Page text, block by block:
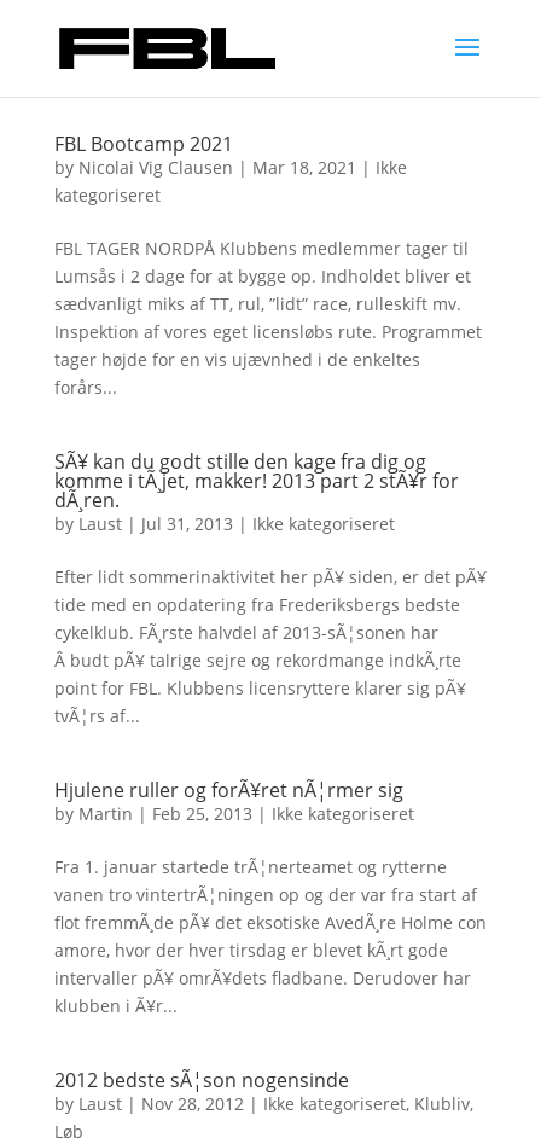
FBL Bootcamp 2021
by Nicolai Vig Clausen | Mar 18, 2021 | Ikke
kategoriseret
FBL TAGER NORDPÅ Klubbens medlemmer tager til
Lumsås i 2 dage for at bygge op. Indholdet bliver et
sædvanligt miks af TT, rul, ”lidt” race, rulleskift mv.
Inspektion af vores eget licensløbs rute. Programmet
tager højde for en vis ujævnhed i de enkeltes
forårs...
SÃ¥ kan du godt stille den kage fra dig og
komme i tÃ¸jet, makker! 2013 part 2 stÃ¥r for
dÃ¸ren.
by Laust| Jul 31, 2013 | Ikke kategoriseret
Efter lidt sommerinaktivitet her pÃ¥ siden, er det pÃ¥
tide med en opdatering fra Frederiksbergs bedste
cykelklub. FÃ¸rste halvdel af 2013-sÃ¦sonen har
Â budt pÃ¥ talrige sejre og rekordmange indkÃ¸rte
point for FBL. Klubbens licensryttere klarer sig pÃ¥
tvÃ¦rs af...
Hjulene ruller og forÃ¥ret nÃ¦rmer sig
by Martin | Feb 25, 2013 | Ikke kategoriseret
Fra 1. januar startede trÃ¦nerteamet og rytterne
vanen tro vintertrÃ¦ningen op og der var fra start af
flot fremmÃ¸de pÃ¥ det eksotiske AvedÃ¸re Holme con
amore, hvor der hver tirsdag er blevet kÃ¸rt gode
intervaller pÃ¥ omrÃ¥dets fladbane. Derudover har
klubben i Ã¥r...
2012 bedste sÃ¦son nogensinde
by Laust| Nov 28, 2012| Ikke kategoriseret, Klubliv,
Løb